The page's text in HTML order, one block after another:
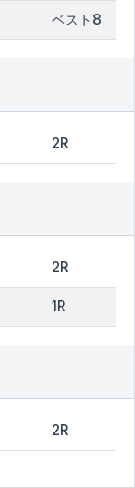
ベスト8
2R
2R
1R
2R